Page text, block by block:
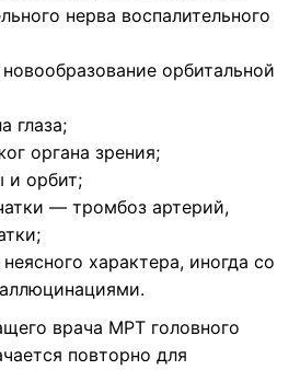
нерва воспалительного
орбитальной
глаза;
органа зрения;
и орбит;
— тромбоз артерий,
характера, иногда со
врача МРТ головного
повторно для